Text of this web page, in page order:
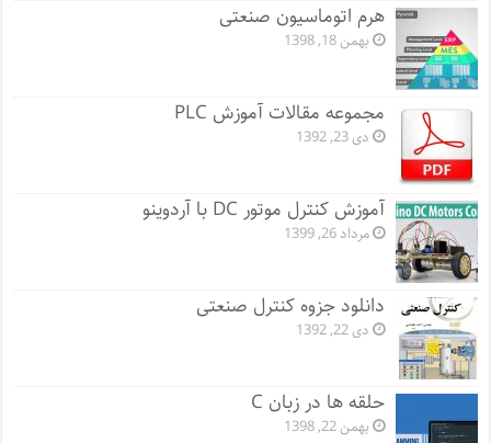
هرم اتوماسیون صنعتی
بهمن 18, 1398
مجموعه مقالات آموزش PLC
دی 23, 1392
آموزش کنترل موتور DC با آردوینو
مرداد 26, 1399
دانلود جزوه کنترل صنعتی
دی 22, 1392
حلقه ها در زبان C
بهمن 22, 1398